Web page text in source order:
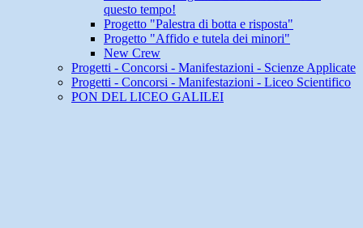
questo tempo!
Progetto "Palestra di botta e risposta"
Progetto "Affido e tutela dei minori"
New Crew
Progetti - Concorsi - Manifestazioni - Scienze Applicate
Progetti - Concorsi - Manifestazioni - Liceo Scientifico
PON DEL LICEO GALILEI